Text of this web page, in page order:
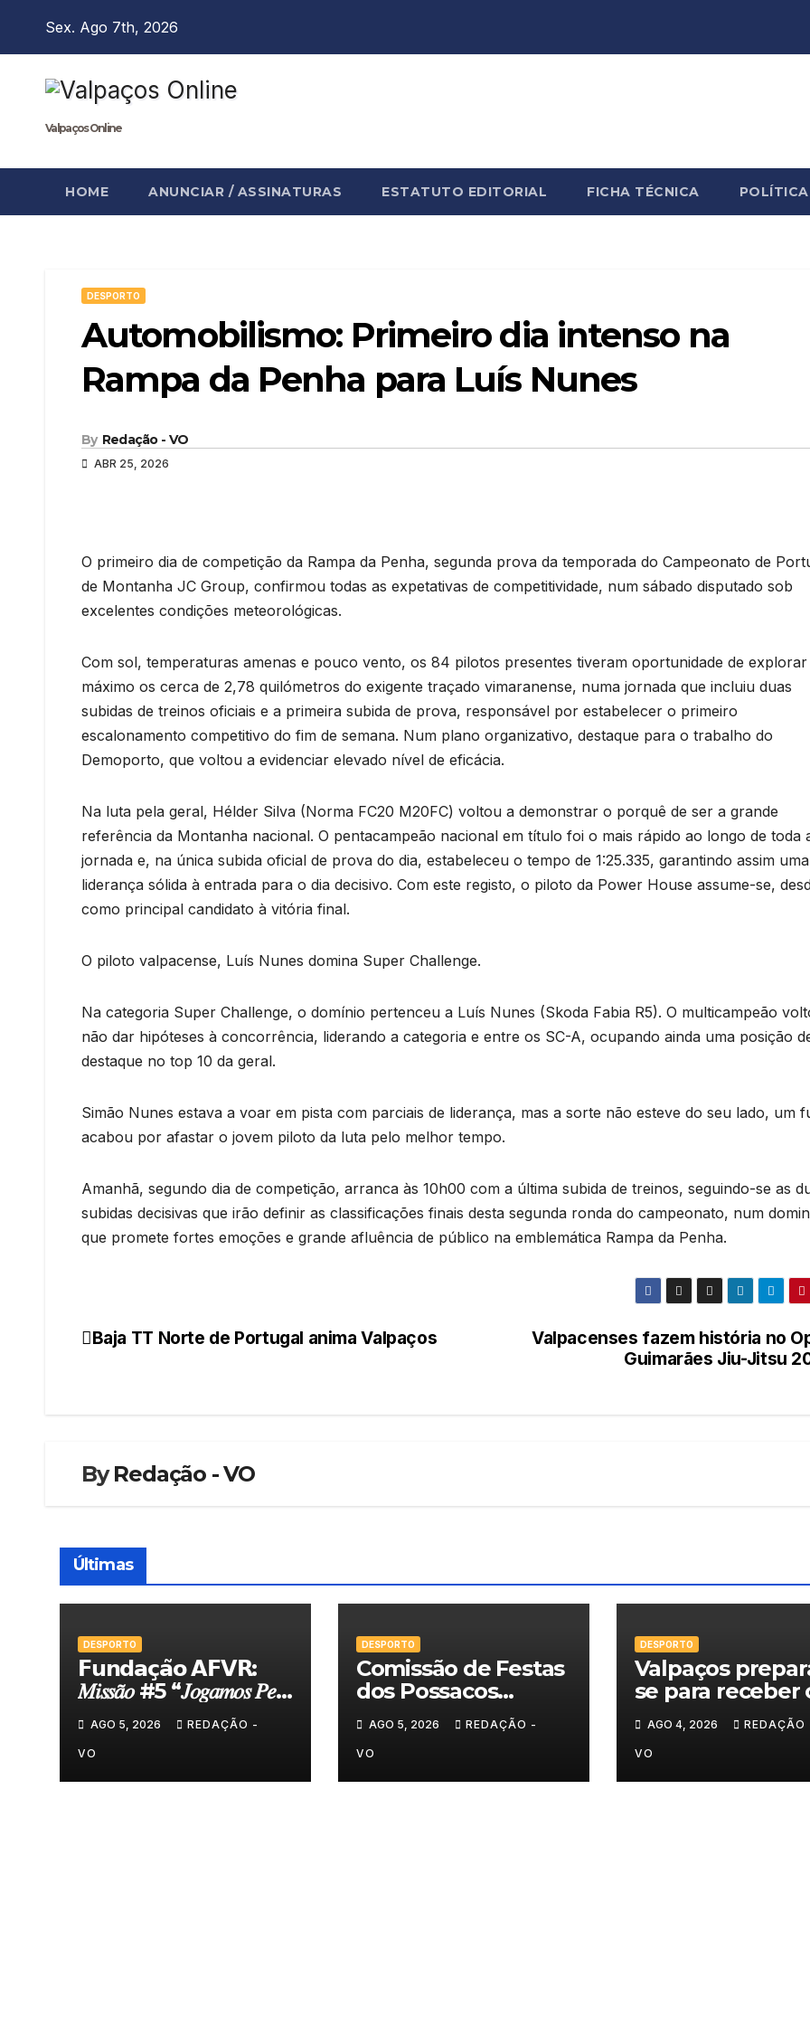
Sex. Ago 7th, 2026
Valpaços Online
HOME ANUNCIAR / ASSINATURAS ESTATUTO EDITORIAL FICHA TÉCNICA
DESPORTO
Automobilismo: Primeiro dia intenso na
Rampa da Penha para Luís Nunes
By Redação - VO
ABR 25, 2026
O primeiro dia de competição da Rampa da Penha, segunda prova da temporada do Campeonato de
de Montanha JC Group, confirmou todas as expetativas de competitividade, num sábado disputado sob
excelentes condições meteorológicas.
Com sol, temperaturas amenas e pouco vento, os 84 pilotos presentes tiveram oportunidade de explorar
máximo os cerca de 2,78 quilómetros do exigente traçado vimaranense, numa jornada que incluiu duas
subidas de treinos oficiais e a primeira subida de prova, responsável por estabelecer o primeiro
escalonamento competitivo do fim de semana. Num plano organizativo, destaque para o trabalho do
Demoporto, que voltou a evidenciar elevado nível de eficácia.
Na luta pela geral, Hélder Silva (Norma FC20 M20FC) voltou a demonstrar o porquê de ser a grande
referência da Montanha nacional. O pentacampeão nacional em título foi o mais rápido ao longo de toda
jornada e, na única subida oficial de prova do dia, estabeleceu o tempo de 1:25.335, garantindo assim uma
liderança sólida à entrada para o dia decisivo. Com este registo, o piloto da Power House assume-se,
como principal candidato à vitória final.
O piloto valpacense, Luís Nunes domina Super Challenge.
Na categoria Super Challenge, o domínio pertenceu a Luís Nunes (Skoda Fabia R5). O multicampeão
não dar hipóteses à concorrência, liderando a categoria e entre os SC-A, ocupando ainda uma posição
destaque no top 10 da geral.
Simão Nunes estava a voar em pista com parciais de liderança, mas a sorte não esteve do seu lado, um
acabou por afastar o jovem piloto da luta pelo melhor tempo.
Amanhã, segundo dia de competição, arranca às 10h00 com a última subida de treinos, seguindo-se as
subidas decisivas que irão definir as classificações finais desta segunda ronda do campeonato, num
que promete fortes emoções e grande afluência de público na emblemática Rampa da Penha.
Navegação
Valpacenses fazem história no
Guimarães Jiu-Jitsu
Baja TT Norte de Portugal anima Valpaços
ByRedação - VO
Últimas
DESPORTO
𝗙𝘂𝗻𝗱𝗮𝗰̧𝗮̃𝗼 𝗔𝗙𝗩𝗥:
𝑀𝑖𝑠𝑠𝑎̃𝑜 #5 “𝐽𝑜𝑔𝑎𝑚𝑜𝑠 𝑃𝑒𝑙𝑎
AGO 5, 2026 REDAÇÃO -
VO
DESPORTO
Comissão de Festas
dos Possacos
felicita finalistas do
Torneio de Sueca
AGO 5, 2026 REDAÇÃO -
VO
DESPORTO
Valpaços
se para receber
AGO 4, 2026 REDAÇÃO
VO